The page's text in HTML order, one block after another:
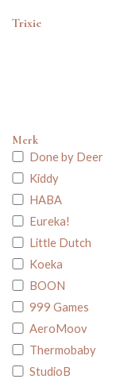
Molton
Gebreid /
Wafelstof
Bamboo
Natuurlijk rubber
Trixie
Merk
Done by Deer
Kiddy
HABA
Eureka!
Little Dutch
Koeka
BOON
999 Games
AeroMoov
Thermobaby
StudioB